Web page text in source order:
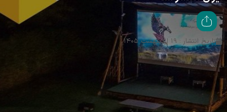
تاریخ انتشار : ۱۹ اردیبهشت ۱۴۰۵